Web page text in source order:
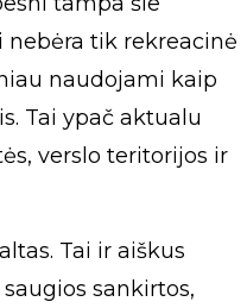
tik rekreacinė
naudojami kaip
Tai ypač aktualu
verslo teritorijos ir
Tai ir aiškus
sankirtos,